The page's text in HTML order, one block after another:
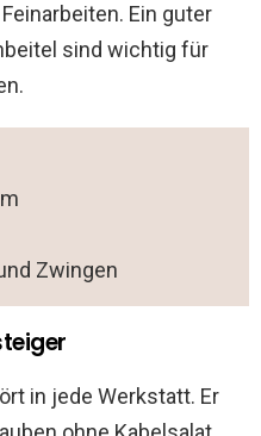
Ein guter
sind wichtig für
Zwingen
in jede Werkstatt. Er